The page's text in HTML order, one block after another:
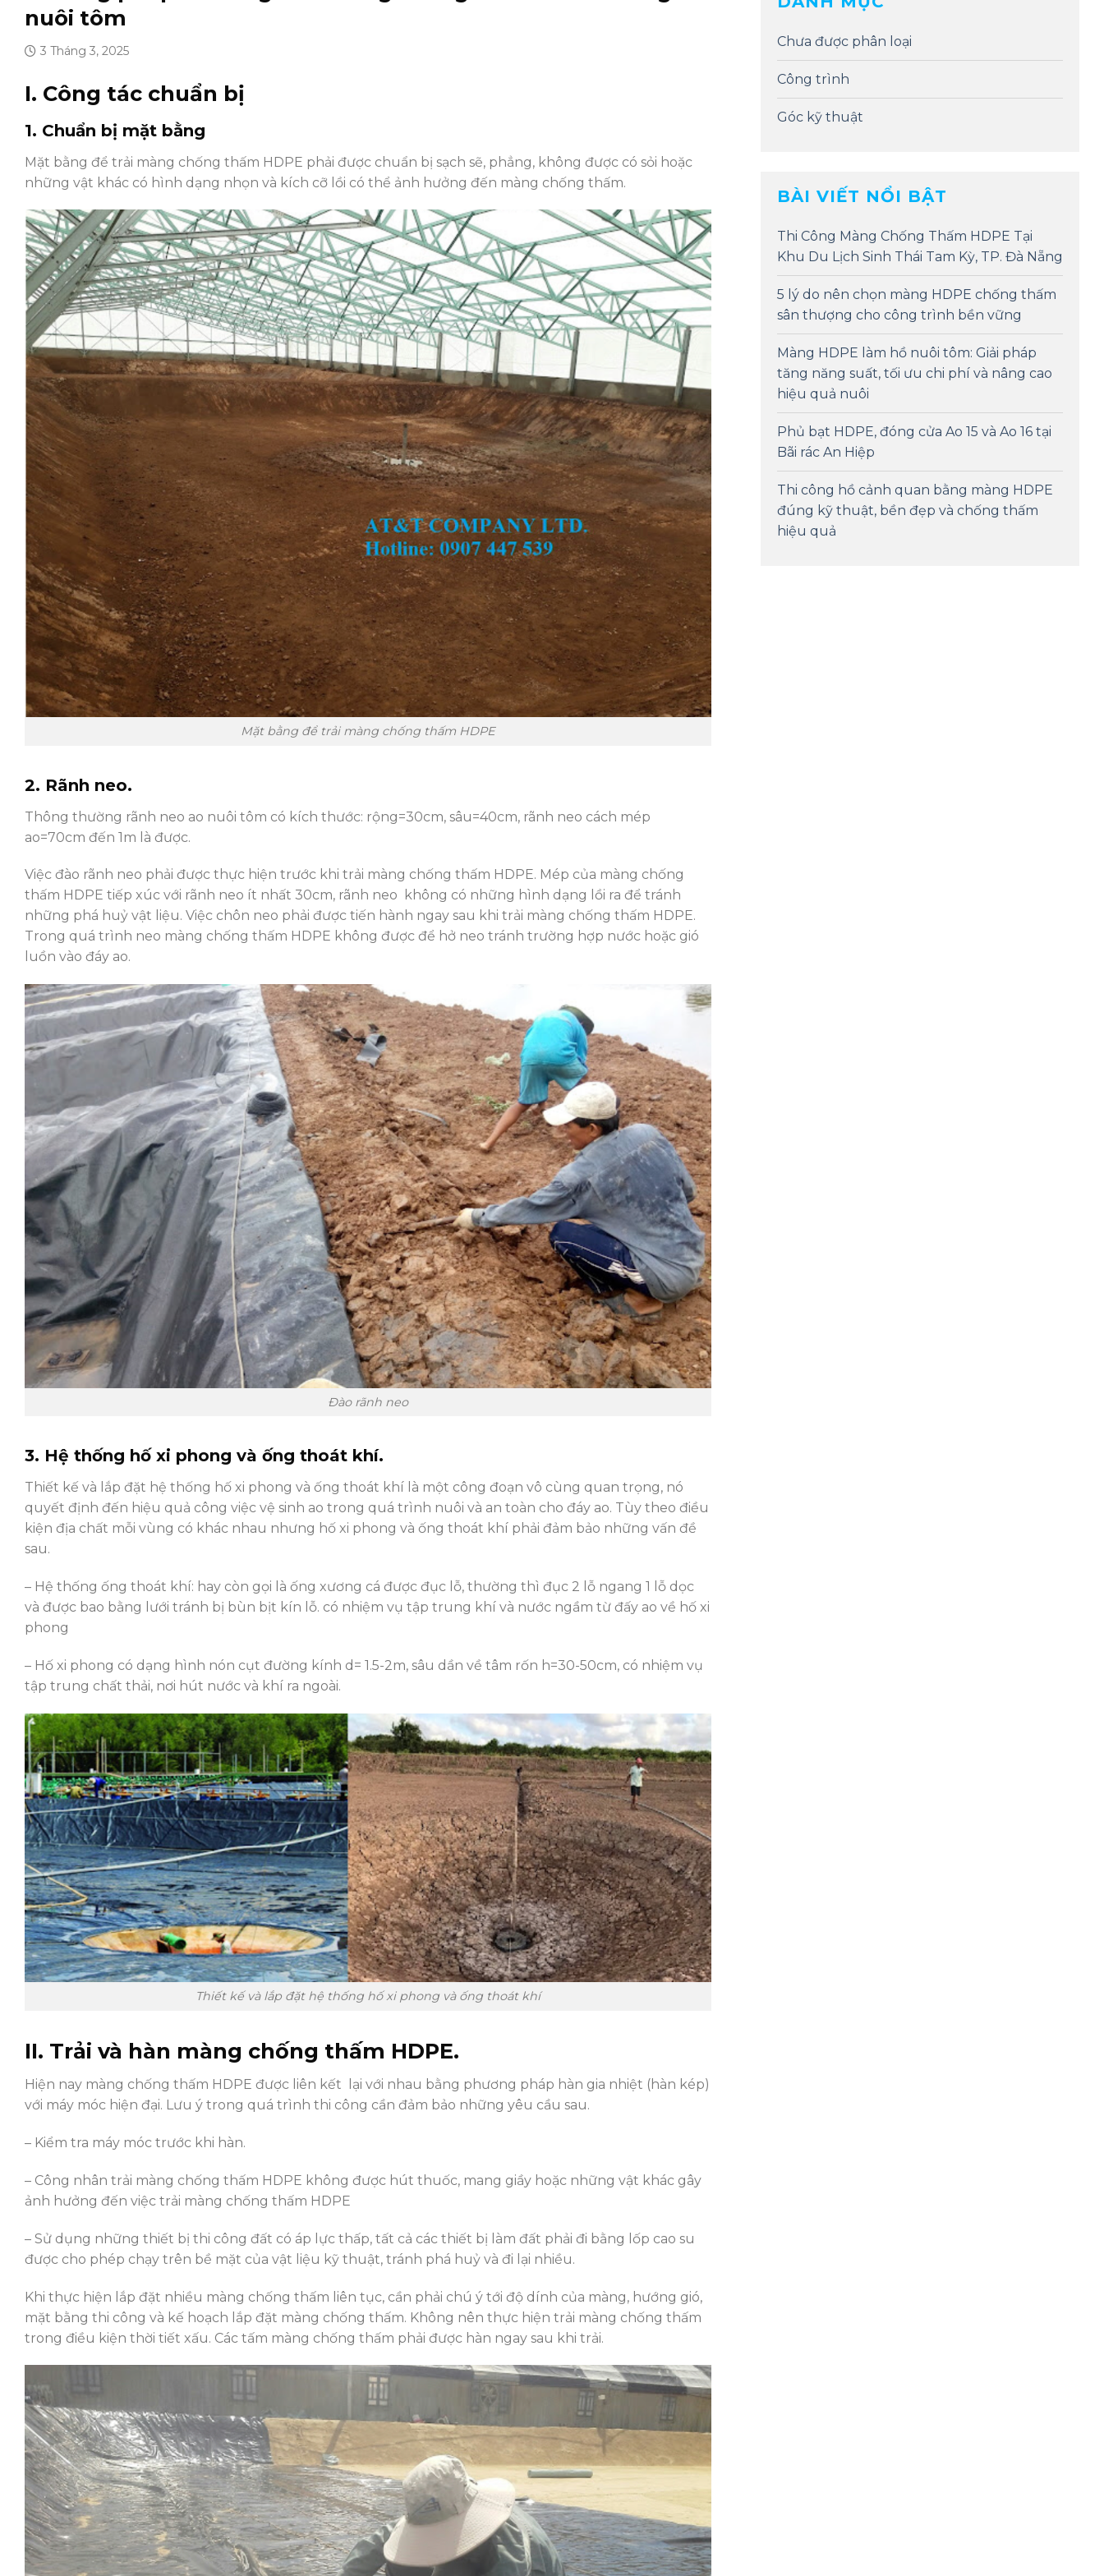
nuôi tôm
3 Tháng 3, 2025
I. Công tác chuẩn bị
1. Chuẩn bị mặt bằng
Mặt bằng để trải màng chống thấm HDPE phải được chuẩn bị sạch sẽ, phẳng, không được có sỏi hoặc
những vật khác có hình dạng nhọn và kích cỡ lồi có thể ảnh hưởng đến màng chống thấm.
Mặt bằng để trải màng chống thấm HDPE
2. Rãnh neo.
Thông thường rãnh neo ao nuôi tôm có kích thước: rộng=30cm, sâu=40cm, rãnh neo cách mép
ao=70cm đến 1m là được.
Việc đào rãnh neo phải được thực hiện trước khi trải màng chống thấm HDPE. Mép của màng chống
thấm HDPE tiếp xúc với rãnh neo ít nhất 30cm, rãnh neo không có những hình dạng lồi ra để tránh
những phá huỷ vật liệu. Việc chôn neo phải được tiến hành ngay sau khi trải màng chống thấm HDPE.
Trong quá trình neo màng chống thấm HDPE không được để hở neo tránh trường hợp nước hoặc gió
luồn vào đáy ao.
Đào rãnh neo
3. Hệ thống hố xi phong và ống thoát khí.
Thiết kế và lắp đặt hệ thống hố xi phong và ống thoát khí là một công đoạn vô cùng quan trọng, nó
quyết định đến hiệu quả công việc vệ sinh ao trong quá trình nuôi và an toàn cho đáy ao. Tùy theo điều
kiện địa chất mỗi vùng có khác nhau nhưng hố xi phong và ống thoát khí phải đảm bảo những vấn đề
sau.
– Hệ thống ống thoát khí: hay còn gọi là ống xương cá được đục lỗ, thường thì đục 2 lỗ ngang 1 lỗ dọc
và được bao bằng lưới tránh bị bùn bịt kín lỗ. có nhiệm vụ tập trung khí và nước ngầm từ đấy ao về hố xi
phong
– Hố xi phong có dạng hình nón cụt đường kính d= 1.5-2m, sâu dần về tâm rốn h=30-50cm, có nhiệm vụ
tập trung chất thải, nơi hút nước và khí ra ngoài.
Thiết kế và lắp đặt hệ thống hố xi phong và ống thoát khí
II. Trải và hàn màng chống thấm HDPE.
Hiện nay màng chống thấm HDPE được liên kết lại với nhau bằng phương pháp hàn gia nhiệt (hàn kép)
với máy móc hiện đại. Lưu ý trong quá trình thi công cần đảm bảo những yêu cầu sau.
– Kiểm tra máy móc trước khi hàn.
– Công nhân trải màng chống thấm HDPE không được hút thuốc, mang giầy hoặc những vật khác gây
ảnh hưởng đến việc trải màng chống thấm HDPE
– Sử dụng những thiết bị thi công đất có áp lực thấp, tất cả các thiết bị làm đất phải đi bằng lốp cao su
được cho phép chạy trên bề mặt của vật liệu kỹ thuật, tránh phá huỷ và đi lại nhiều.
Khi thực hiện lắp đặt nhiều màng chống thấm liên tục, cần phải chú ý tới độ dính của màng, hướng gió,
mặt bằng thi công và kế hoạch lắp đặt màng chống thấm. Không nên thực hiện trải màng chống thấm
trong điều kiện thời tiết xấu. Các tấm màng chống thấm phải được hàn ngay sau khi trải.
Chưa được phân loại
Công trình
Góc kỹ thuật
BÀI VIẾT NỔI BẬT
Thi Công Màng Chống Thấm HDPE Tại
Khu Du Lịch Sinh Thái Tam Kỳ, TP. Đà Nẵng
5 lý do nên chọn màng HDPE chống thấm
sân thượng cho công trình bền vững
Màng HDPE làm hồ nuôi tôm: Giải pháp
tăng năng suất, tối ưu chi phí và nâng cao
hiệu quả nuôi
Phủ bạt HDPE, đóng cửa Ao 15 và Ao 16 tại
Bãi rác An Hiệp
Thi công hồ cảnh quan bằng màng HDPE
đúng kỹ thuật, bền đẹp và chống thấm
hiệu quả